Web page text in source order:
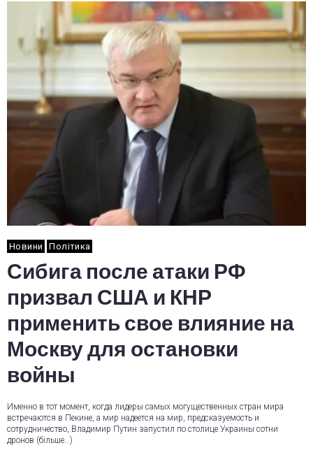
Новини Політика
Сибига после атаки РФ
призвал США и КНР
применить свое влияние на
Москву для остановки
войны
Именно в тот момент, когда лидеры самых могущественных стран мира
встречаются в Пекине, а мир надеется на мир, предсказуемость и
сотрудничество, Владимир Путин запустил по столице Украины сотни
дронов (більше…)